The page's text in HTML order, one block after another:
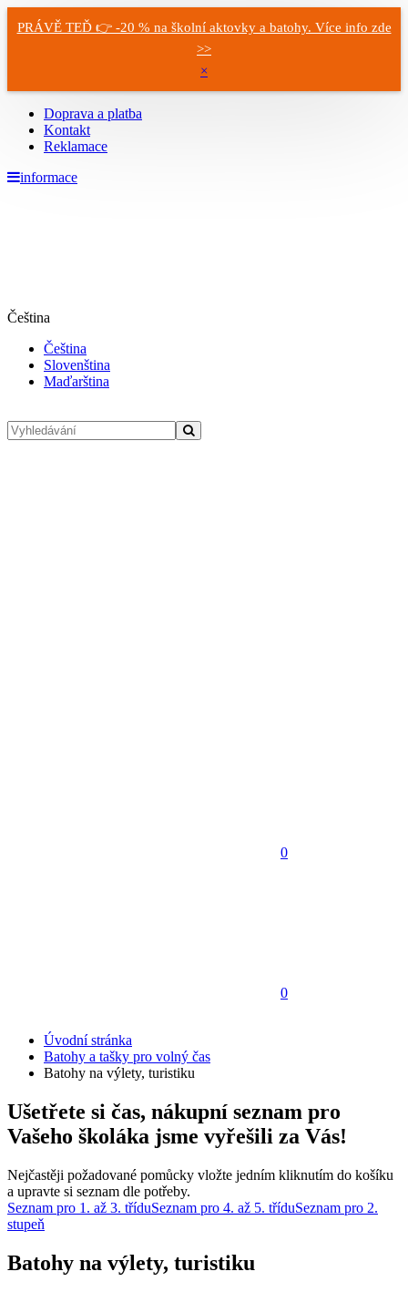
PRÁVĚ TEĎ 👉 -20 % na školní aktovky a batohy. Více info zde
>>
×
Doprava a platba
Kontakt
Reklamace
informace
Čeština
Čeština
Slovenština
Maďarština
0
0
Úvodní stránka
Batohy a tašky pro volný čas
Batohy na výlety, turistiku
Ušetřete si čas, nákupní seznam pro
Vašeho školáka jsme vyřešili za Vás!
Nejčastěji požadované pomůcky vložte jedním kliknutím do košíku
a upravte si seznam dle potřeby.
Seznam pro 1. až 3. tříduSeznam pro 4. až 5. tříduSeznam pro 2.
stupeň
Batohy na výlety, turistiku